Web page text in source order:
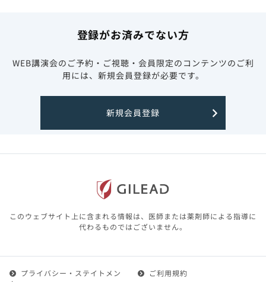
登録がお済みでない方
WEB講演会のご予約・ご視聴・会員限定のコンテンツのご利
用には、新規会員登録が必要です。
新規会員登録
このウェブサイト上に含まれる情報は、医師または薬剤師による指導に
代わるものではございません。
プライバシー・ステイトメン
ご利用規約